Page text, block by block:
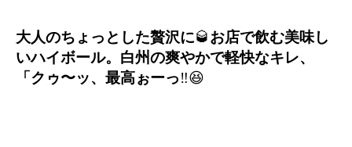
大人のちょっとした贅沢に🥃お店で飲む美味し
いハイボール。白州の爽やかで軽快なキレ、
「クゥ〜ッ、最高ぉーっ‼️😆